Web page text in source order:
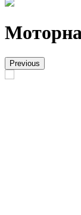
Моторна
Previous